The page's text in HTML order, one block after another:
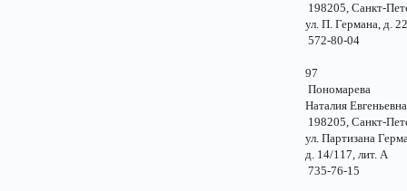
198205, Санкт-
ул. П. Германа,
572-80-04
97
Пономарева
Наталия
198205, Санкт-
ул. Партизана
д. 14/117, лит.
735-76-15